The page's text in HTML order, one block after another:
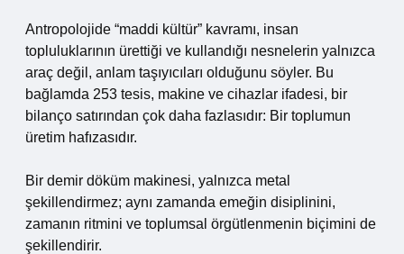
Antropolojide “maddi kültür” kavramı, insan
topluluklarının ürettiği ve kullandığı nesnelerin yalnızca
araç değil, anlam taşıyıcıları olduğunu söyler. Bu
bağlamda 253 tesis, makine ve cihazlar ifadesi, bir
bilanço satırından çok daha fazlasıdır: Bir toplumun
üretim hafızasıdır.
Bir demir döküm makinesi, yalnızca metal
şekillendirmez; aynı zamanda emeğin disiplinini,
zamanın ritmini ve toplumsal örgütlenmenin biçimini de
şekillendirir.